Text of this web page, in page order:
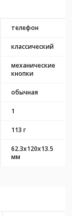
телефон
классический
механические
кнопки
обычная
1
113 г
62.3x120x13.5
мм